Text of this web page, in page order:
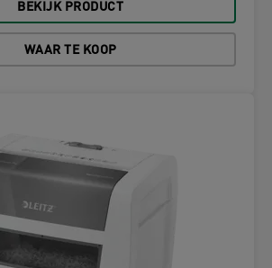
BEKIJK PRODUCT
WAAR TE KOOP